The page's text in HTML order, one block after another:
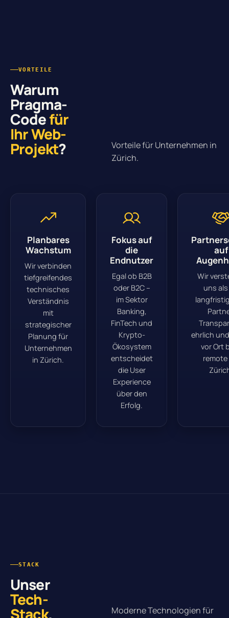
VORTEILE
Warum
Pragma-
Codefür
Ihr Web-
Projekt?
Vorteile für Unternehmen in
Zürich.
Planbares
Wachstum
Wir verbinden
tiefgreifendes
technisches
Verständnis
mit
strategischer
Planung für
Unternehmen
in Zürich.
Fokus auf
die
Endnutzer
Egal ob B2B
oder B2C –
im Sektor
Banking,
FinTech und
Krypto-
Ökosystem
entscheidet
die User
Experience
über den
Erfolg.
auf
Wir
uns
ehrlich
vor Ort
STACK
Unser
Tech-
Stack.
Moderne Technologien für